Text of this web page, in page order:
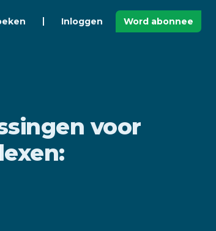
Inloggen Word abonnee
voor